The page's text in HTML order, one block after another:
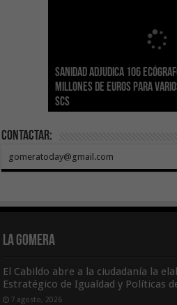
Sanidad adjudica 106
millones de euros para
SCS
Gesplan logra la máxima
Índice de Transparencia de
año consecutivo
El Gobierno canario concede
POSEICAN-Pesca al sector
tras aumentar las cuantías
Transición Ecológica
adhesión a la Red de
Canarias
Visocan incorpora 170 pisos
vivienda protegida en
asequible de Tenerife
Sanidad refuerza la
los centros de salud con el
ecografía clínica
Contactar:
gomeratoday@gmail.com
La Gomera
El Cabildo abre a la ciudadanía la
Estratégico de Igualdad y Políticas
7 agosto, 2026